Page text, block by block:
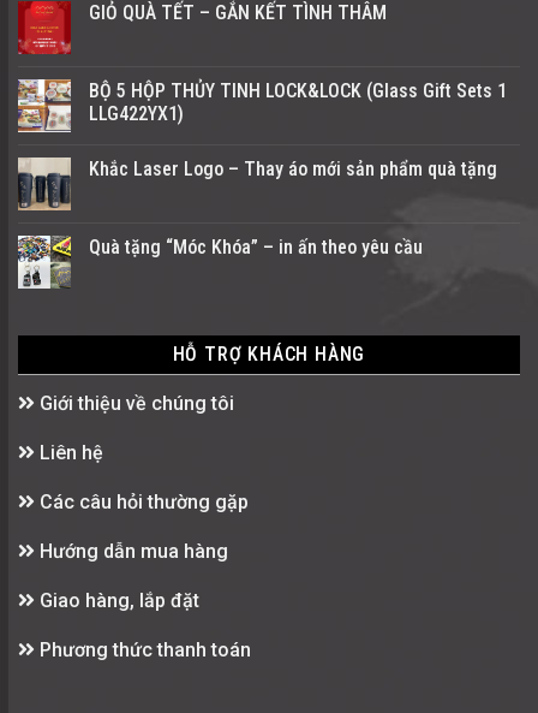
GIỎ QUÀ TẾT – GẮN KẾT TÌNH THÂM
BỘ 5 HỘP THỦY TINH LOCK&LOCK (Glass Gift Sets 1
LLG422YX1)
Khắc Laser Logo – Thay áo mới sản phẩm quà tặng
Quà tặng “Móc Khóa” – in ấn theo yêu cầu
HỖ TRỢ KHÁCH HÀNG
Giới thiệu về chúng tôi
Liên hệ
Các câu hỏi thường gặp
Hướng dẫn mua hàng
Giao hàng, lắp đặt
Phương thức thanh toán